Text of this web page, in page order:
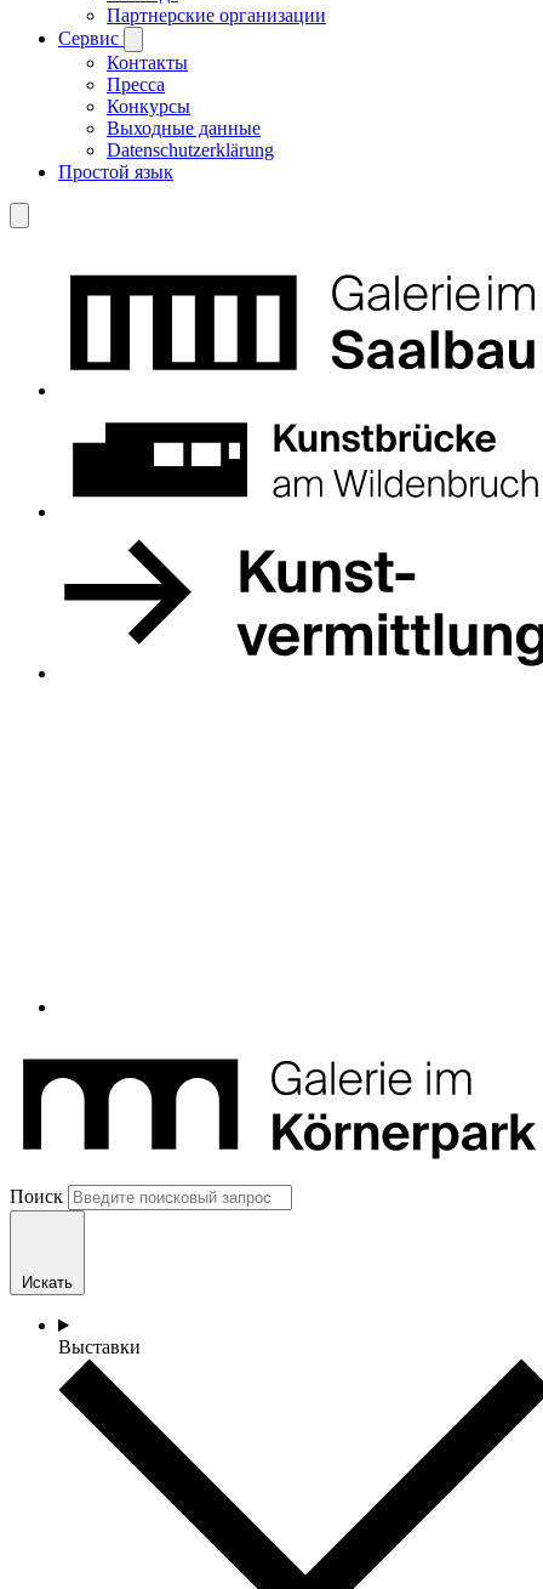
Партнерские организации
Сервис
Контакты
Пресса
Конкурсы
Выходные данные
Datenschutzerklärung
Простой язык
Поиск
Искать
Выставки